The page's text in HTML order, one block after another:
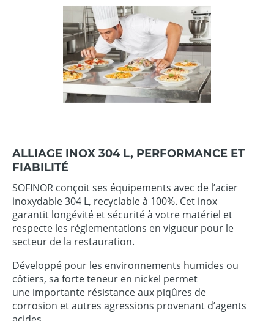
ALLIAGE INOX 304 L, PERFORMANCE ET
FIABILITÉ
SOFINOR conçoit ses équipements avec de l’acier
inoxydable 304 L, recyclable à 100%. Cet inox
garantit longévité et sécurité à votre matériel et
respecte les réglementations en vigueur pour le
secteur de la restauration.
Développé pour les environnements humides ou
côtiers, sa forte teneur en nickel permet
une importante résistance aux piqûres de
corrosion et autres agressions provenant d’agents